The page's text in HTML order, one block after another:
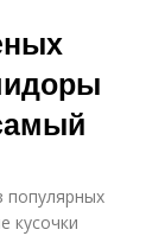
популярных
кусочки